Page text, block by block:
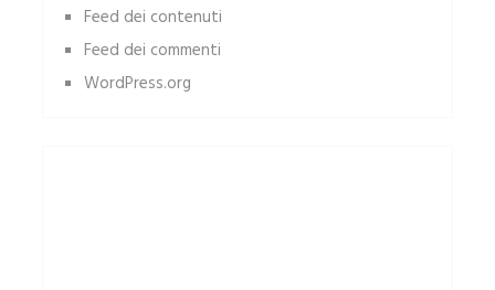
Feed dei contenuti
Feed dei commenti
WordPress.org